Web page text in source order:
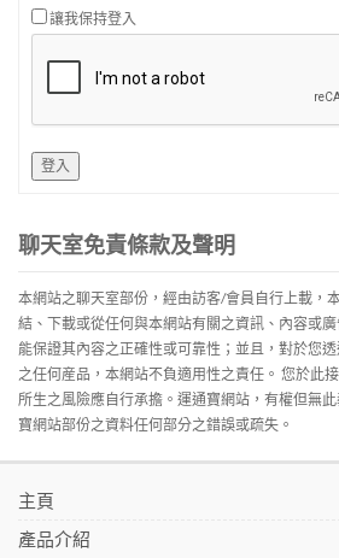
讓我保持登入
登入
聊天室免責條款及聲明
本網站之聊天室部份，經由訪客/會員自行上載，
結、下載或從任何與本網站有關之資訊、內容或
能保證其內容之正確性或可靠性；並且，對於您
之任何産品，本網站不負適用性之責任。 您於此
所生之風險應自行承擔。運通寶網站，有權但無
寶網站部份之資料任何部分之錯誤或疏失。
主頁
產品介紹